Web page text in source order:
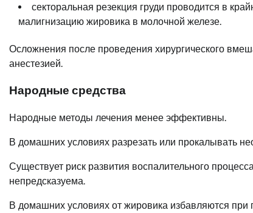
секторальная резекция груди проводится в
малигнизацию жировика в молочной железе.
Осложнения после проведения хирургического
анестезией.
Народные средства
Народные методы лечения менее эффективны.
В домашних условиях разрезать или прокалывать
Существует риск развития воспалительного
непредсказуема.
В домашних условиях от жировика избавляются при